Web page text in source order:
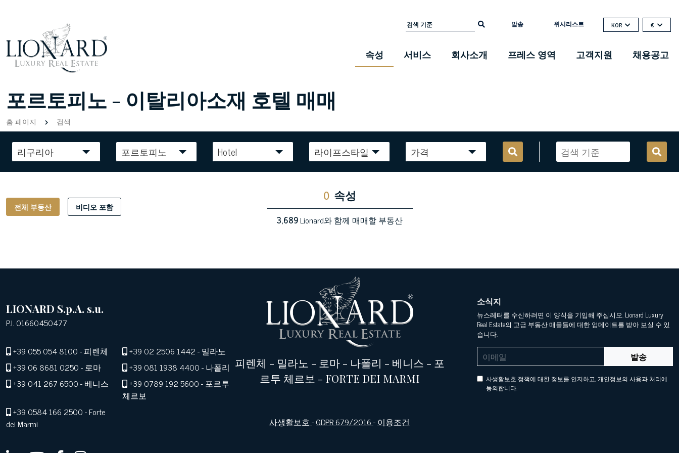
발송 위시리스트 KOR €
속성 서비스 회사소개 프레스 영역 고객지원 채용공고
포르토피노 - 이탈리아소재 호텔 매매
홈 페이지 검색
리구리아 포르토피노 Hotel 라이프스타일 가격
전체 부동산 비디오 포함
0 속성
3,689Lionard와 함께 매매할 부동산
LIONARD S.p.A. s.u.
P.I. 01660450477
+39 055 054 8100- 피렌체 +39 02 2506 1442- 밀라노
+39 06 8681 0250- 로마 +39 081 1938 4400- 나폴리
+39 041 267 6500- 베니스 +39 0789 192 5600- 포르투
체르보
+39 0584 166 2500- Forte
dei Marmi
피렌체 - 밀라노 - 로마- 나폴리 - 베니스 - 포
르투 체르보 - FORTE DEI MARMI
사생활보호-GDPR 679/2016-이용조건
소식지
뉴스레터를 수신하려면 이 양식을 기입해 주십시오. Lionard Luxury
Real Estate의 고급 부동산 매물들에 대한 업데이트를 받아 보실 수 있
습니다.
발송
사생활보호 정책에 대한 정보를 인지하고, 개인정보의 사용과 처리에
동의합니다.